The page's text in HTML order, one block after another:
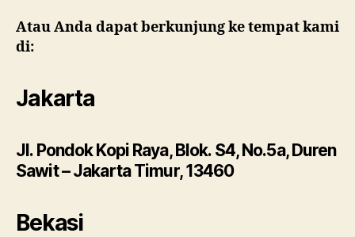
Atau Anda dapat berkunjung ke tempat kami
di:
Jakarta
Jl. Pondok Kopi Raya, Blok. S4, No.5a, Duren
Sawit – Jakarta Timur, 13460
Bekasi